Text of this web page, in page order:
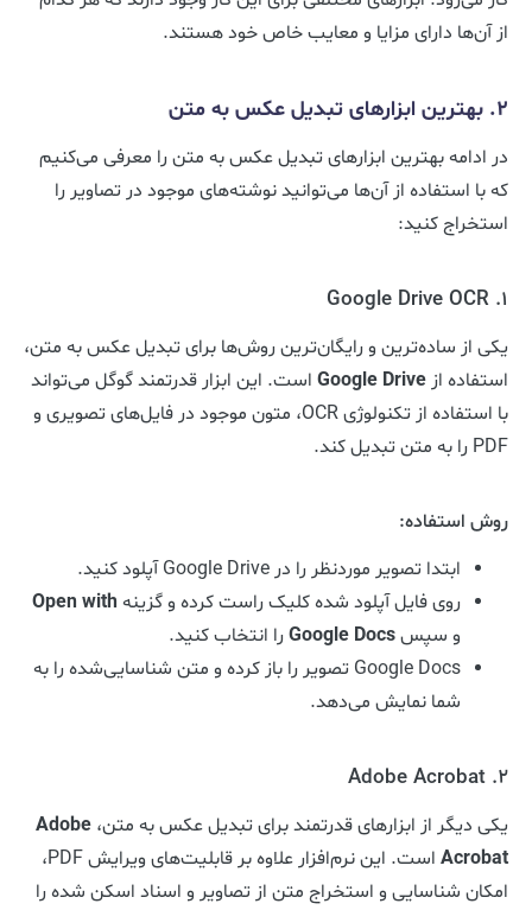
از آن‌ها دارای مزایا و معایب خاص خود هستند.
در ادامه بهترین ابزارهای تبدیل عکس به متن را معرفی می‌کنیم
که با استفاده از آن‌ها می‌توانید نوشته‌های موجود در تصاویر را
استخراج کنید:
یکی از ساده‌ترین و رایگان‌ترین روش‌ها برای تبدیل عکس به متن،
استفاده ازGoogle Driveاست. این ابزار قدرتمند گوگل می‌تواند
با استفاده از تکنولوژی OCR، متون موجود در فایل‌های تصویری و
PDF را به متن تبدیل کند.
روش استفاده:
ابتدا تصویر موردنظر را در Google Drive آپلود کنید.
روی فایل آپلود شده کلیک راست کرده و گزینهOpen with
و سپسGoogle Docsرا انتخاب کنید.
Google Docs تصویر را باز کرده و متن شناسایی‌شده را به
شما نمایش می‌دهد.
یکی دیگر از ابزارهای قدرتمند برای تبدیل عکس به متن،Adobe
Acrobat
است. این نرم‌افزار علاوه بر قابلیت‌های ویرایش PDF،
امکان شناسایی و استخراج متن از تصاویر و اسناد اسکن شده را